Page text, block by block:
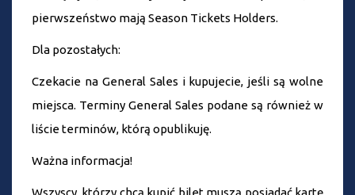
pierwszeństwo mają Season Tickets Holders.
Dla pozostałych:
Czekacie na General Sales i kupujecie, jeśli są wolne
miejsca. Terminy General Sales podane są również w
liście terminów, którą opublikuję.
Ważna informacja!
Wszyscy, którzy chcą kupić bilet muszą posiadać kartę